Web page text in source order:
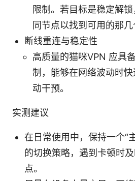
限制。若目标是稳定解
同节点以找到可用的那几
断线重连与稳定性
高质量的猫咪VPN 应具
制，能够在网络波动时
动干预。
实测建议
在日常使用中，保持一个“
的切换策略，遇到卡顿时
点。